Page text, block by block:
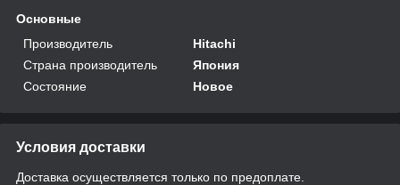
Основные
Производитель
Hitachi
Страна производитель
Япония
Состояние
Новое
Условия доставки
Доставка осуществляется только по предоплате.